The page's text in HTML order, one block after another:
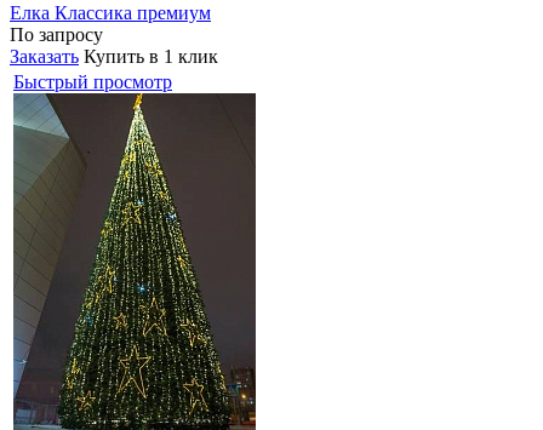
Елка Классика премиум
По запросу
Заказать Купить в 1 клик
Быстрый просмотр